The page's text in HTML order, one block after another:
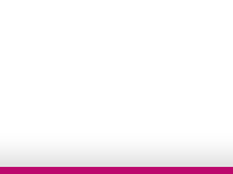
oder die
auch zu eigenen
auch deren